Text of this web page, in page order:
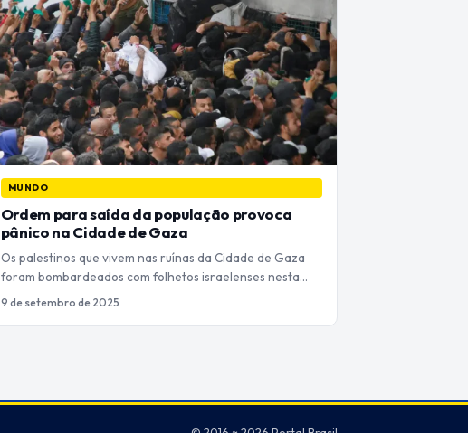
MUNDO
Ordem para saída da população provoca
pânico na Cidade de Gaza
Os palestinos que vivem nas ruínas da Cidade de Gaza
foram bombardeados com folhetos israelenses nesta…
9 de setembro de 2025